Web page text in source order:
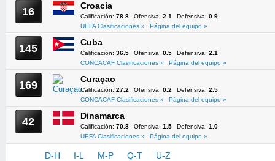
16 Croacia
Calificación: 78.8 Ofensiva: 2.1 Defensiva: 0.9
UEFA Clasificaciones »
Página del equipo »
145 Cuba
Calificación: 36.5 Ofensiva: 0.5 Defensiva: 2.1
CONCACAF Clasificaciones »
Página del equipo »
169 Curaçao
Calificación: 27.2 Ofensiva: 0.2 Defensiva: 2.5
CONCACAF Clasificaciones »
Página del equipo »
42 Dinamarca
Calificación: 70.8 Ofensiva: 1.5 Defensiva: 1.0
UEFA Clasificaciones »
Página del equipo »
D-H I-L M-P Q-T U-Z